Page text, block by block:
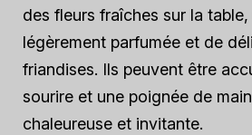
des fleurs fraîches sur la
légèrement parfumée et de
friandises. Ils peuvent être
sourire et une poignée de
chaleureuse et invitante.